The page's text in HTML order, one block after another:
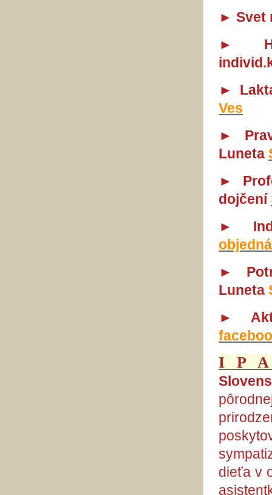
► Svet
►
►
Ves
►
Luneta
►
dojčení
►
►
Luneta
►
I P
dieťa v